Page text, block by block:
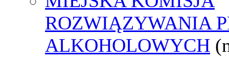
ROZWIĄZYWANIA
ALKOHOLOWYCH